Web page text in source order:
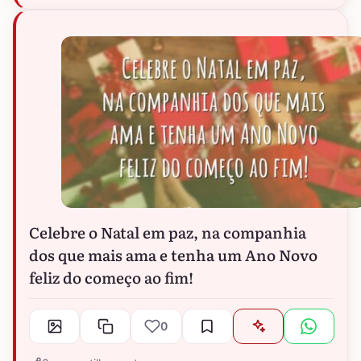
Celebre o Natal em paz, na companhia
dos que mais ama e tenha um Ano Novo
feliz do começo ao fim!
0